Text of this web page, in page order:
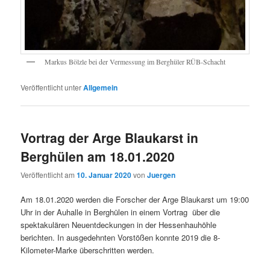
Markus Bölzle bei der Vermessung im Berghüler RÜB-Schacht
Veröffentlicht unterAllgemein
Vortrag der Arge Blaukarst in
Berghülen am 18.01.2020
Veröffentlicht am10. Januar 2020vonJuergen
Am 18.01.2020 werden die Forscher der Arge Blaukarst um 19:00
Uhr in der Auhalle in Berghülen in einem Vortrag über die
spektakulären Neuentdeckungen in der Hessenhauhöhle
berichten. In ausgedehnten Vorstößen konnte 2019 die 8-
Kilometer-Marke überschritten werden.